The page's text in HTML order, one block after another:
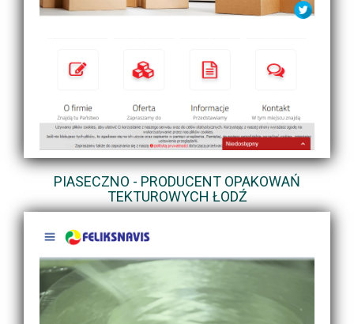
PIASECZNO - PRODUCENT OPAKOWAŃ
TEKTUROWYCH ŁODŹ